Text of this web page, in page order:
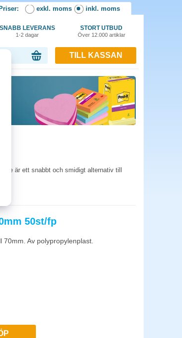
Priser: exkl. moms inkl. moms
SNABB LEVERANS
1-2 dagar
STORT UTBUD
Över 12.000 artiklar
TILL KASSAN
är ett snabbt och smidigt alternativ till
att skada papperet. Vid permanent
sorteringslåda på skrivbordet så de alltid är
50st/fp
Av polypropylenplast.